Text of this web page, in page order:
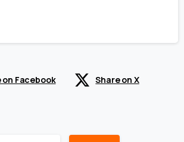
on Facebook Share on X